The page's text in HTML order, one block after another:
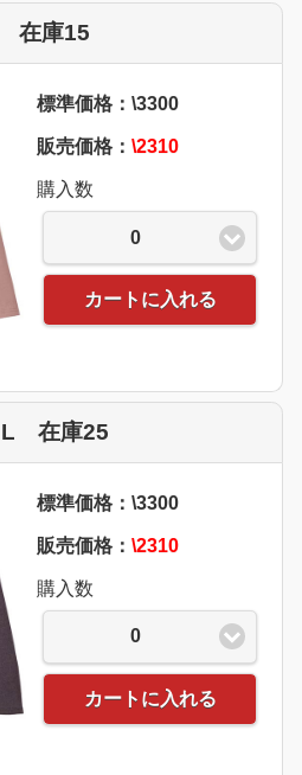
在庫15
標準価格：\3300
販売価格： \2310
購入数
0
カートに入れる
在庫25
標準価格：\3300
販売価格： \2310
購入数
0
カートに入れる